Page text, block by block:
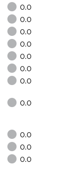
0.0
0.0
0.0
0.0
0.0
0.0
0.0
0.0
0.0
0.0
0.0